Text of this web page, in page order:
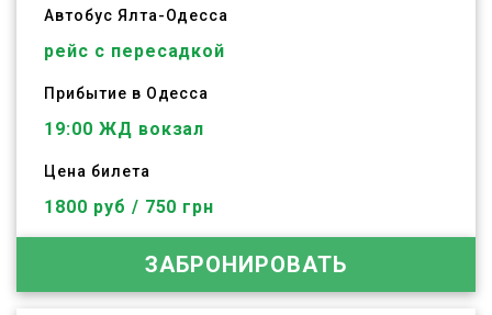
Автобус Ялта-Одесса
рейс с пересадкой
Прибытие в Одесса
19:00 ЖД вокзал
Цена билета
1800 руб / 750 грн
ЗАБРОНИРОВАТЬ